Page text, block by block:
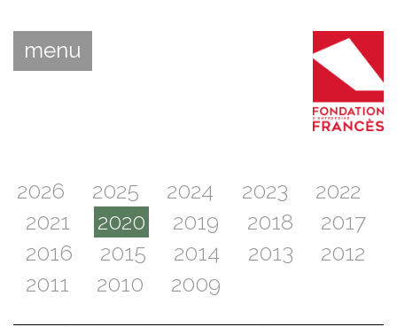
menu
2026 2025 2024 2023
2022
2021
2020 2019 2018
2017
2016
2015 2014 2013
2012
2011
2010 2009